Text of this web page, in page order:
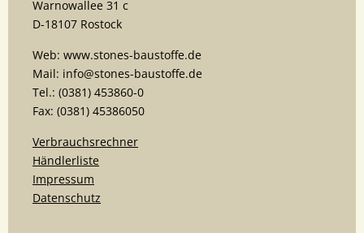
Warnowallee 31 c
D-18107 Rostock
Web: www.stones-baustoffe.de
Mail: info@stones-baustoffe.de
Tel.: (0381) 453860-0
Fax: (0381) 45386050
Verbrauchsrechner
Händlerliste
Impressum
Datenschutz